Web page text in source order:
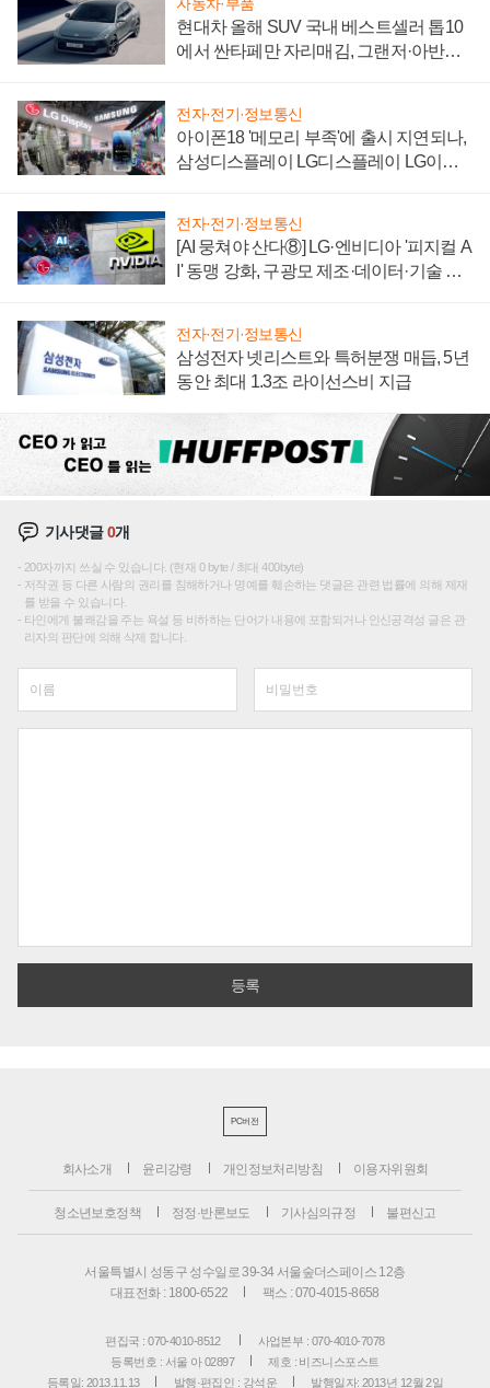
현대차 올해 SUV 국내 베스트셀러 톱10
에서 싼타페만 자리매김, 그랜저·아반떼
전자·전기·정보통신
아이폰18 '메모리 부족'에 출시 지연되나,
삼성디스플레이 LG디스플레이 LG이노
전자·전기·정보통신
[AI 뭉쳐야 산다⑧] LG·엔비디아 '피지컬 A
I' 동맹 강화, 구광모 제조·데이터·기술 결
전자·전기·정보통신
삼성전자 넷리스트와 특허분쟁 매듭, 5년
동안 최대 1.3조 라이선스비 지급
기사댓글0개
200자까지 쓰실 수 있습니다. (현재 0 byte / 최대 400byte)
저작권 등 다른 사람의 권리를 침해하거나 명예를 훼손하는 댓글은 관련 법률에 의해 제재
를 받을 수 있습니다.
타인에게 불쾌감을 주는 욕설 등 비하하는 단어가 내용에 포함되거나 인신공격성 글은 관
리자의 판단에 의해 삭제 합니다.
PC버전
회사소개 윤리강령 개인정보처리방침 이용자위원회
청소년보호정책 정정·반론보도 기사심의규정 불편신고
서울특별시 성동구 성수일로 39-34 서울숲더스페이스 12층
대표전화 : 1800-6522
팩스 : 070-4015-8658
편집국 : 070-4010-8512
사업본부 : 070-4010-7078
등록번호 : 서울 아 02897
제호 : 비즈니스포스트
등록일: 2013.11.13
발행·편집인 : 강석운 발행일자: 2013년 12월 2일